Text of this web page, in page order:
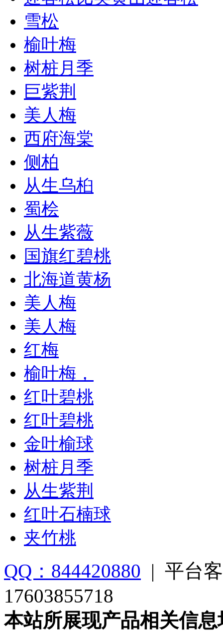
雪松
榆叶梅
树桩月季
巨紫荆
美人梅
西府海棠
侧柏
从生乌桕
蜀桧
从生紫薇
国旗红碧桃
北海道黄杨
美人梅
美人梅
红梅
榆叶梅，
红叶碧桃
红叶碧桃
金叶榆球
树桩月季
从生紫荆
红叶石楠球
夹竹桃
QQ：844420880 | 平台
17603855718
本站所展现产品相关信